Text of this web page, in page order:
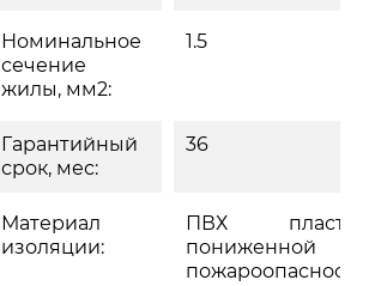
Номинальное
сечение
жилы, мм2:
1.5
Гарантийный
срок, мес:
36
Материал
изоляции:
ПВХ
пониженной